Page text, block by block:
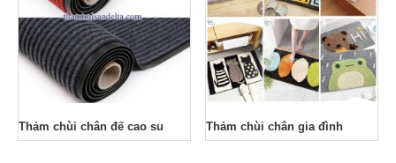
Thảm chùi chân đế cao su Thảm chùi chân gia đình